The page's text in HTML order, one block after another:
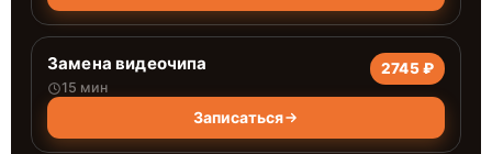
Замена видеочипа
15 мин
2745 ₽
Записаться